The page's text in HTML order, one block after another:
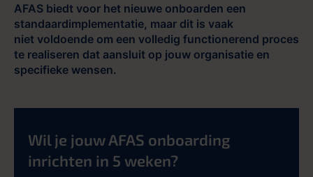
AFAS biedt voor het nieuwe onboarden een
standaardimplementatie, maar dit is vaak
niet voldoende om een volledig functionerend proces
te realiseren dat aansluit op jouw organisatie en
specifieke wensen.
Wil je jouw AFAS onboarding
inrichten in 5 weken?